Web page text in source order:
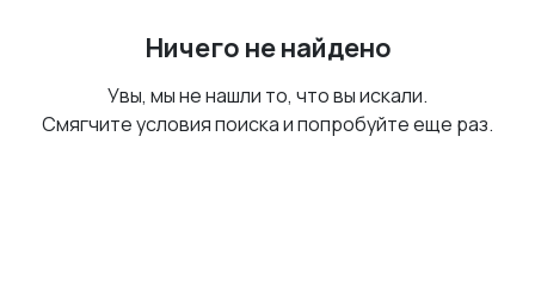
Ничего не найдено
Увы, мы не нашли то, что вы искали.
Смягчите условия поиска и попробуйте еще раз.